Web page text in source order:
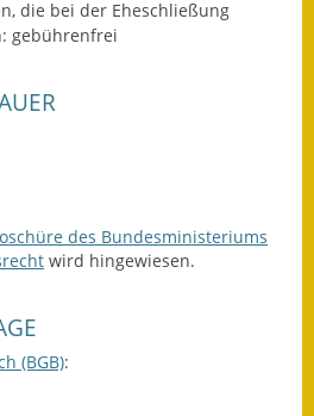
Flächennutzungsplan
Mietspiegel
Hochwassergefahrenkarte
die bei der Eheschließung
gebührenfrei
des Bundesministeriums
wird hingewiesen.
(BGB):